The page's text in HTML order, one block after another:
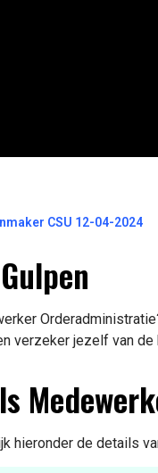
CSU 12-04-2024
verzeker jezelf van de
hieronder de details